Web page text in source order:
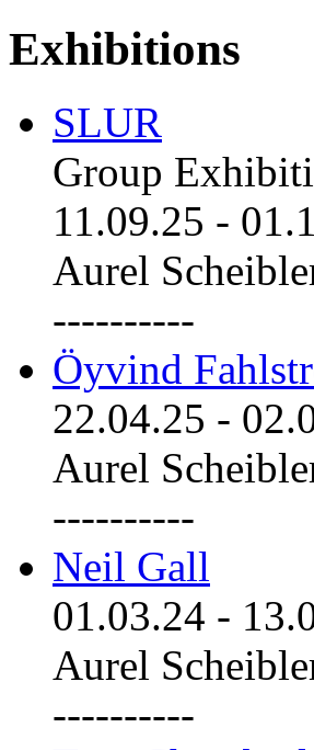
Exhibitions
SLUR
Group
11.09.25 -
Aurel
----------
Öyvind
22.04.25 -
Aurel
----------
Neil Gall
01.03.24 -
Aurel
----------